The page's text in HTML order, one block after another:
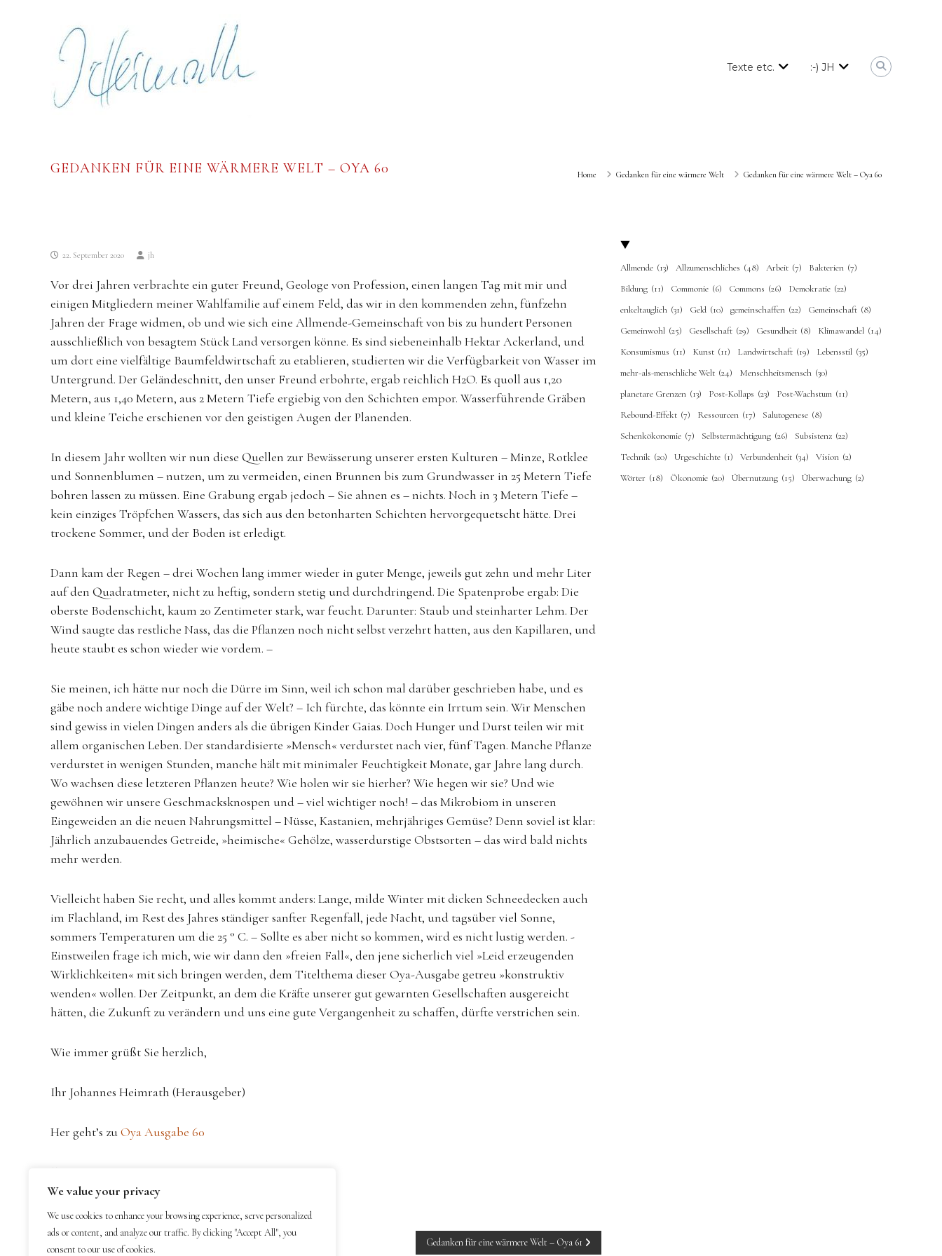
We value your privacy
We use cookies to enhance your browsing experience, serve personalized
ads or content, and analyze our traffic. By clicking "Accept All", you
consent to our use of cookies.
Heimrath
Texte etc. :-) JH
GEDANKEN FÜR EINE WÄRMERE WELT – OYA 60 Home Gedanken für eine wärmere Welt Gedanken für eine wärmere Welt – Oya 60
22. September 2020 jh
Vor drei Jahren verbrachte ein guter Freund, Geologe von Profession, einen langen Tag mit mir und
einigen Mitgliedern meiner Wahlfamilie auf einem Feld, das wir in den kommenden zehn, fünfzehn
Jahren der Frage widmen, ob und wie sich eine Allmende-Gemeinschaft von bis zu hundert Personen
ausschließlich von besagtem Stück Land versorgen könne. Es sind siebeneinhalb Hektar Ackerland, und
um dort eine vielfältige Baumfeldwirtschaft zu etablieren, studierten wir die Verfügbarkeit von Wasser im
Untergrund. Der Geländeschnitt, den unser Freund erbohrte, ergab reichlich H2O. Es quoll aus 1,20
Metern, aus 1,40 Metern, aus 2 Metern Tiefe ergiebig von den Schichten empor. Wasserführende Gräben
und kleine Teiche erschienen vor den geistigen Augen der Planenden.
In diesem Jahr wollten wir nun diese Quellen zur Bewässerung unserer ersten Kulturen – Minze, Rotklee
und Sonnenblumen – nutzen, um zu vermeiden, einen Brunnen bis zum Grundwasser in 25 Metern Tiefe
bohren lassen zu müssen. Eine Grabung ergab jedoch – Sie ahnen es – nichts. Noch in 3 Metern Tiefe –
kein einziges Tröpfchen Wassers, das sich aus den betonharten Schichten hervorgequetscht hätte. Drei
trockene Sommer, und der Boden ist erledigt.
Dann kam der Regen – drei Wochen lang immer wieder in guter Menge, ­jeweils gut zehn und mehr Liter
auf den Quadratmeter, nicht zu heftig, sondern stetig und durchdringend. Die Spatenprobe ergab: Die
oberste Bodenschicht, kaum 20 Zentimeter stark, war feucht. Darunter: Staub und steinharter Lehm. Der
Wind saugte das restliche Nass, das die Pflanzen noch nicht selbst verzehrt hatten, aus den Kapillaren, und
heute staubt es schon wieder wie vordem. –
Sie meinen, ich hätte nur noch die Dürre im Sinn, weil ich schon mal dar­über geschrieben habe, und es
gäbe noch andere wichtige Dinge auf der Welt? – Ich fürchte, das könnte ein Irrtum sein. Wir Menschen
sind gewiss in vielen Dingen anders als die übrigen Kinder Gaias. Doch Hunger und Durst teilen wir mit
allem organischen Leben. Der standardisierte »Mensch« verdurstet nach vier, fünf Tagen. Manche Pflanze
verdurstet in wenigen Stunden, manche hält mit minimaler Feuchtigkeit Monate, gar Jahre lang durch.
Wo wachsen diese letzteren Pflanzen heute? Wie holen wir sie hierher? Wie hegen wir sie? Und wie
gewöhnen wir unsere Geschmacksknospen und – viel wichtiger noch! – das Mikrobiom in unseren
Eingeweiden an die neuen Nahrungsmittel – Nüsse, Kastanien, mehrjähriges Gemüse? Denn soviel ist klar:
Jährlich anzubauendes Getreide, »heimische« Gehölze, wasserdurstige Obstsorten – das wird bald nichts
mehr werden.
Vielleicht haben Sie recht, und alles kommt anders: Lange, milde Winter mit dicken Schneedecken auch
im Flachland, im Rest des Jahres ständiger sanfter Regenfall, jede Nacht, und tagsüber viel Sonne,
sommers Temperaturen um die 25 ° C. – Sollte es aber nicht so kommen, wird es nicht lustig werden. ­
Einstweilen frage ich mich, wie wir dann den »freien Fall«, den jene sicherlich viel »Leid erzeugenden
Wirklichkeiten« mit sich bringen werden, dem Titelthema dieser Oya-Ausgabe getreu »konstruktiv
wenden« wollen. Der Zeitpunkt, an dem die Kräfte unserer gut gewarnten Gesellschaften ausgereicht
hätten, die Zukunft zu verändern und uns eine gute Vergangenheit zu schaffen, dürfte verstrichen sein.
Wie immer grüßt Sie herzlich,
Ihr Johannes Heimrath (Herausgeber)
Her geht’s zuOya Ausgabe 60
BEITRAGS-
Überall ist gutes Leben Gedanken für eine wärmere Welt – Oya 61
Allmende (13) Allzumenschliches (48) Arbeit (7) Bakterien (7)
Bildung (11) Commonie (6) Commons (26) Demokratie (22)
enkeltauglich (31) Geld (10) gemeinschaffen (22) Gemeinschaft (8)
Gemeinwohl (25) Gesellschaft (29) Gesundheit (8) Klimawandel (14)
Konsumismus (11) Kunst (11) Landwirtschaft (19) Lebensstil (35)
mehr-als-menschliche Welt (24) Menschheitsmensch (30)
planetare Grenzen (13) Post-Kollaps (23) Post-Wachstum (11)
Rebound-Effekt (7) Ressourcen (17) Salutogenese (8)
Schenkökonomie (7) Selbstermächtigung (26) Subsistenz (22)
Technik (20) Urgeschichte (1) Verbundenheit (34) Vision (2)
Wörter (18) Ökonomie (20) Übernutzung (15) Überwachung (2)